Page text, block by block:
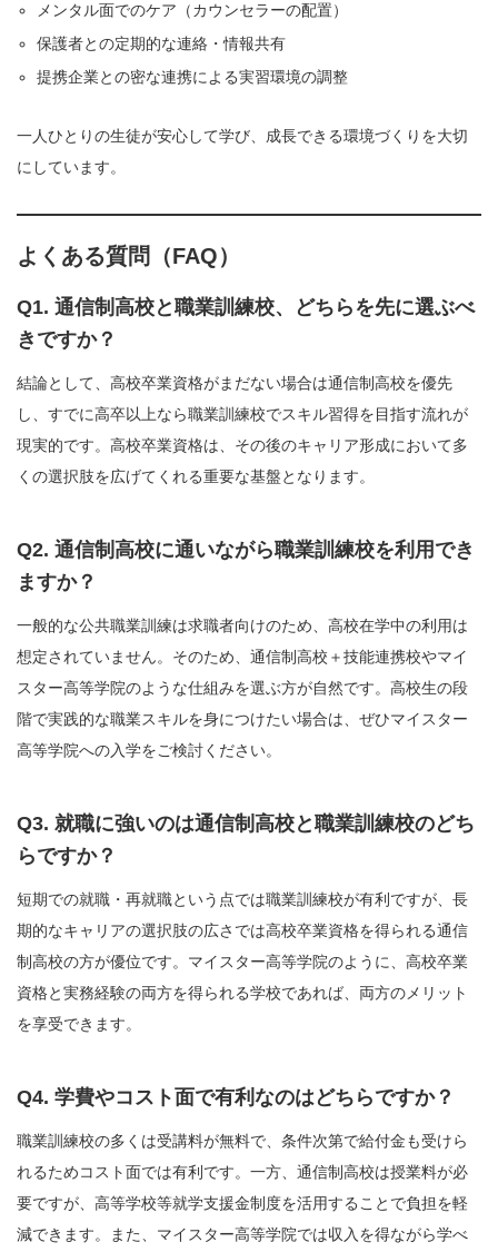
メンタル面でのケア（カウンセラーの配置）
保護者との定期的な連絡・情報共有
提携企業との密な連携による実習環境の調整
一人ひとりの生徒が安心して学び、成長できる環境づくりを大切
にしています。
よくある質問（FAQ）
Q1. 通信制高校と職業訓練校、どちらを先に選ぶべ
きですか？
結論として、高校卒業資格がまだない場合は通信制高校を優先
し、すでに高卒以上なら職業訓練校でスキル習得を目指す流れが
現実的です。高校卒業資格は、その後のキャリア形成において多
くの選択肢を広げてくれる重要な基盤となります。
Q2. 通信制高校に通いながら職業訓練校を利用でき
ますか？
一般的な公共職業訓練は求職者向けのため、高校在学中の利用は
想定されていません。そのため、通信制高校＋技能連携校やマイ
スター高等学院のような仕組みを選ぶ方が自然です。高校生の段
階で実践的な職業スキルを身につけたい場合は、ぜひマイスター
高等学院への入学をご検討ください。
Q3. 就職に強いのは通信制高校と職業訓練校のどち
らですか？
短期での就職・再就職という点では職業訓練校が有利ですが、長
期的なキャリアの選択肢の広さでは高校卒業資格を得られる通信
制高校の方が優位です。マイスター高等学院のように、高校卒業
資格と実務経験の両方を得られる学校であれば、両方のメリット
を享受できます。
Q4. 学費やコスト面で有利なのはどちらですか？
職業訓練校の多くは受講料が無料で、条件次第で給付金も受けら
れるためコスト面では有利です。一方、通信制高校は授業料が必
要ですが、高等学校等就学支援金制度を活用することで負担を軽
減できます。また、マイスター高等学院では収入を得ながら学べ